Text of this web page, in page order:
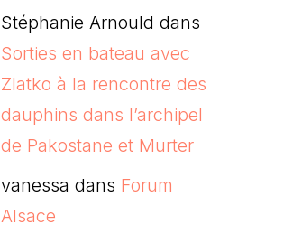
Stéphanie Arnould dans
Sorties en bateau avec
Zlatko à la rencontre des
dauphins dans l’archipel
de Pakostane et Murter
vanessa dans Forum
Alsace